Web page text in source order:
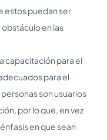
estos puedan ser
en las
capacitación para el
para el
son usuarios
por lo que, en vez
en que sean